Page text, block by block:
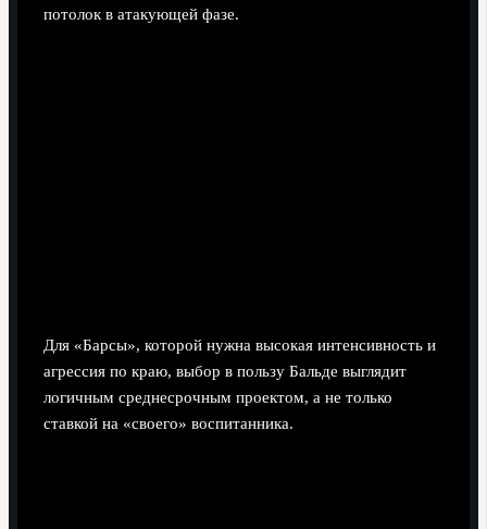
потолок в атакующей фазе.
Для «Барсы», которой нужна высокая интенсивность и
агрессия по краю, выбор в пользу Бальде выглядит
логичным среднесрочным проектом, а не только
ставкой на «своего» воспитанника.